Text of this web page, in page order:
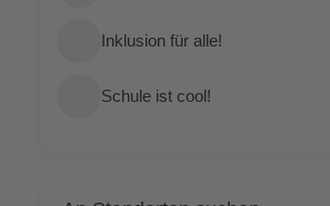
Inklu­si­on für alle!
Schu­le ist cool!